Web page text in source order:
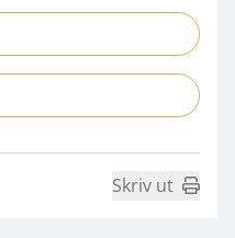
Skriv ut